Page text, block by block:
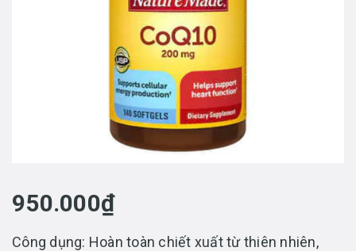
950.000₫
Công dụng: Hoàn toàn chiết xuất từ thiên nhiên,